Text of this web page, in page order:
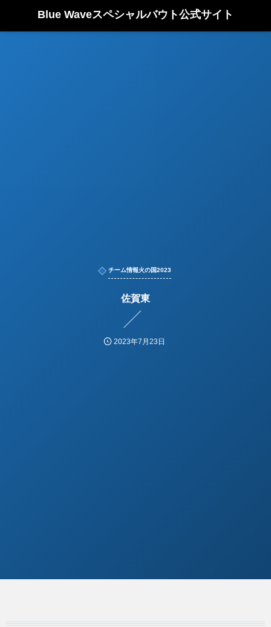
Blue Waveスペシャルバウト公式サイト
チーム情報火の国2023
佐賀東
2023年7月23日